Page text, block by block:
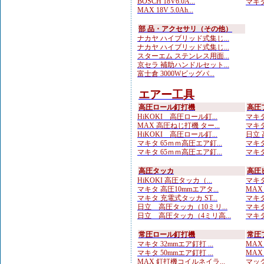
MAX 18V 5.0Ah...
マキ
部 品・アクセサリ（その他）
ナカヤ ハイブリッド式集じ...
ナカヤ ハイブリッド式集じ...
スターエム ステンレス用面...
京セラ 補助ハンドルセット...
富士倉 3000Wビッグパ...
エアー工具
高圧ロール釘打機
HiKOKI 高圧ロール釘...
MAX 高圧ねじ打機 ター...
HiKOKI 高圧ロール釘...
マキタ 65ｍｍ高圧エア釘...
マキタ 65ｍｍ高圧エア釘...
高圧
マキ
マキ
日立
マキ
マキ
高圧タッカ
HiKOKI 高圧タッカ（...
マキタ 高圧10mmエアタ...
マキタ 充電式タッカ ST...
日立 高圧タッカ（10ミリ...
日立 高圧タッカ（4ミリ高...
高圧
マキ
MAX
マキ
マキ
マキ
常圧ロール釘打機
マキタ 32mmエア釘打 ...
マキタ 50mmエア釘打 ...
MAX 釘打機コイルネイラ...
常圧
MAX
MAX
マッ